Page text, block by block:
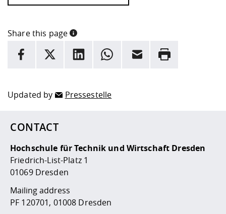
Share this page
INFORMATION
facebook
X LinkedInwhatsappEmail Rrint
Updated by Pressestelle
CONTACT
Hochschule für Technik und Wirtschaft Dresden
Friedrich-List-Platz 1
01069 Dresden
Mailing address
PF 120701, 01008 Dresden